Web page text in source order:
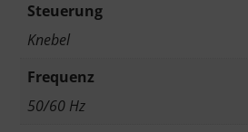
Steuerung
Knebel
Frequenz
50/60 Hz